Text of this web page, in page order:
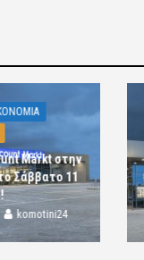
Markt στην
Σάββατο 11
komotini24